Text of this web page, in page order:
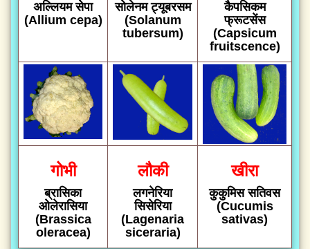
अल्लियम सेपा
(Allium cepa)
सोलेनम ट्यूबरसम
(Solanum
tubersum)
कैपसिकम
फ्रूटसेंस
(Capsicum
fruitscence)
गोभी
ब्रासिका
ओलेरासिया
(Brassica
oleracea)
लौकी
लगनेरिया
सिसेरिया
(Lagenaria
siceraria)
खीरा
कुकुमिस सतिवस
(Cucumis
sativas)